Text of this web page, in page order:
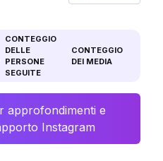
CONTEGGIO
DELLE
PERSONE
SEGUITE
CONTEGGIO
DEI MEDIA
approfondimenti e
Instagram